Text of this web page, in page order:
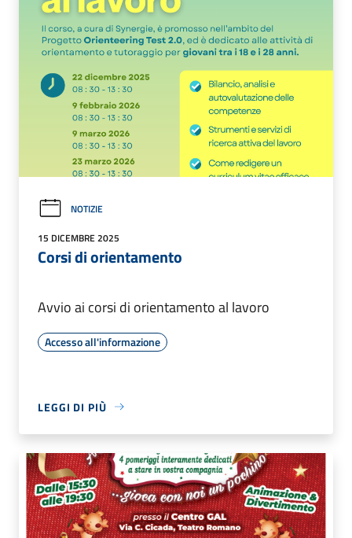
NOTIZIE
15 DICEMBRE 2025
Corsi di orientamento
Avvio ai corsi di orientamento al lavoro
Accesso all'informazione
LEGGI DI PIÙ